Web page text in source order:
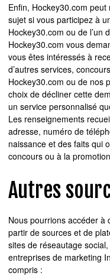
Enfin, Hockey30.com
sujet si vous participez à
Hockey30.com ou de l’un
Hockey30.com vous
vous êtes intéressés à
d’autres services,
Hockey30.com ou de nos
choix de décliner cette
un service personnalisé
Les renseignements
adresse, numéro de
naissance et des faits qui
concours ou à la
Autres
Nous pourrions accéder à
partir de sources et de
sites de réseautage
entreprises de marketing
compris :